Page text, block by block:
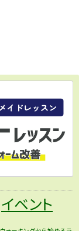
イベント